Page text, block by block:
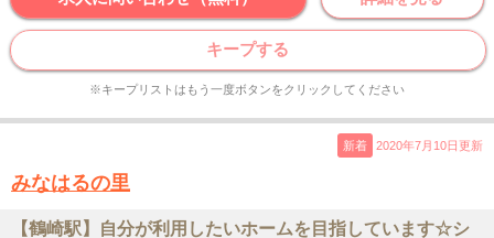
キープする
※キープリストはもう一度ボタンをクリックしてください
新着 2020年7月10日更新
みなはるの里
【鶴崎駅】自分が利用したいホームを目指しています☆シ